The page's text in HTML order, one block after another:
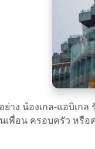
ย่าง น้องเกล-แอบิเ
เพื่อน ครอบครัว หรื